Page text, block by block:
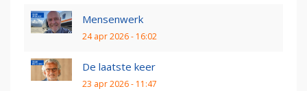
Mensenwerk
24 apr 2026 - 16:02
De laatste keer
23 apr 2026 - 11:47